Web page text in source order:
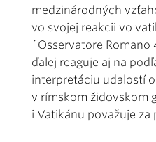
medzinárodných
vo svojej reakcii vo
´Osservatore
ďalej reaguje aj na
interpretáciu udalostí
v rímskom židovskom
i Vatikánu považuje za